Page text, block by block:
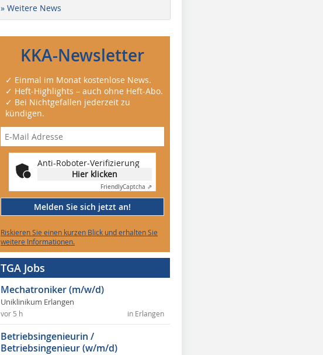
» Weitere News
KKA-Newsletter
✓ Einmal im Monat kostenlose News.
✓ Heft-Highlights – auch ohne Heft-Abo.
✓ Bei Nichtgefallen jederzeit zu
kündigen.
Anti-Roboter-Verifizierung
Hier klicken
FriendlyCaptcha ⇗
Melden Sie sich jetzt an!
Riskieren Sie einen kurzen Blick und erhalten Sie
weitere Informationen.
TGA Jobs
Mechatroniker (m/w/d)
Uniklinikum Erlangen
in Erlangen
vor 5 h
Betriebsingenieurin /
Betriebsingenieur (w/m/d)